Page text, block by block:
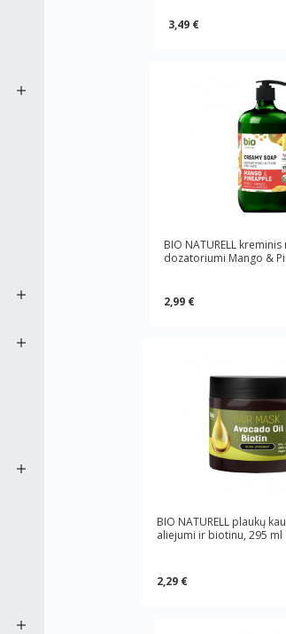
3,49 €
BIO NATURELL
dozatoriumi Mango &
2,99 €
BIO NATURELL plaukų
aliejumi ir biotinu, 295 ml
2,29 €